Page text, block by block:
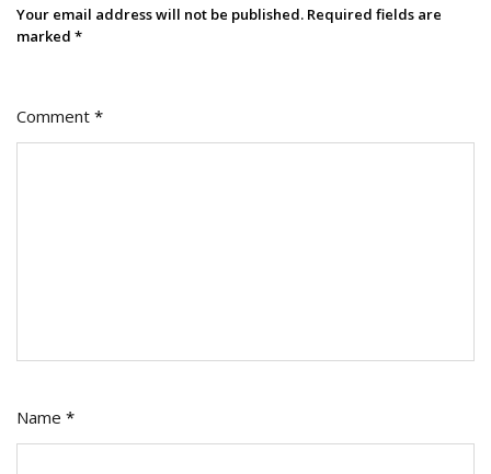
Your email address will not be published. Required fields are
marked *
Comment *
Name *